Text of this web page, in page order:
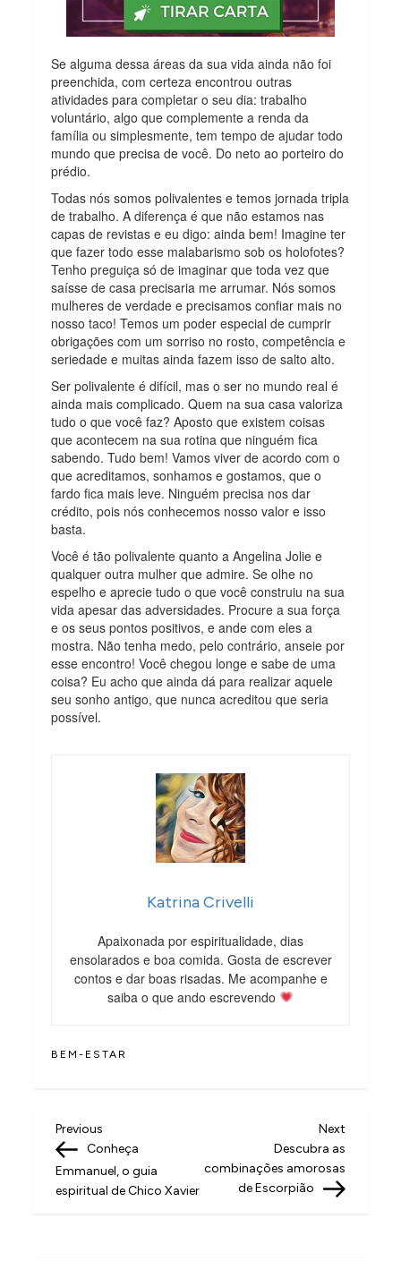
Se alguma dessa áreas da sua vida ainda não foi
preenchida, com certeza encontrou outras
atividades para completar o seu dia: trabalho
voluntário, algo que complemente a renda da
família ou simplesmente, tem tempo de ajudar todo
mundo que precisa de você. Do neto ao porteiro do
prédio.
Todas nós somos polivalentes e temos jornada tripla
de trabalho. A diferença é que não estamos nas
capas de revistas e eu digo: ainda bem! Imagine ter
que fazer todo esse malabarismo sob os holofotes?
Tenho preguiça só de imaginar que toda vez que
saísse de casa precisaria me arrumar. Nós somos
mulheres de verdade e precisamos confiar mais no
nosso taco! Temos um poder especial de cumprir
obrigações com um sorriso no rosto, competência e
seriedade e muitas ainda fazem isso de salto alto.
Ser polivalente é difícil, mas o ser no mundo real é
ainda mais complicado. Quem na sua casa valoriza
tudo o que você faz? Aposto que existem coisas
que acontecem na sua rotina que ninguém fica
sabendo. Tudo bem! Vamos viver de acordo com o
que acreditamos, sonhamos e gostamos, que o
fardo fica mais leve. Ninguém precisa nos dar
crédito, pois nós conhecemos nosso valor e isso
basta.
Você é tão polivalente quanto a Angelina Jolie e
qualquer outra mulher que admire. Se olhe no
espelho e aprecie tudo o que você construiu na sua
vida apesar das adversidades. Procure a sua força
e os seus pontos positivos, e ande com eles a
mostra. Não tenha medo, pelo contrário, anseie por
esse encontro! Você chegou longe e sabe de uma
coisa? Eu acho que ainda dá para realizar aquele
seu sonho antigo, que nunca acreditou que seria
possível.
Katrina Crivelli
Apaixonada por espiritualidade, dias
ensolarados e boa comida. Gosta de escrever
contos e dar boas risadas. Me acompanhe e
saiba o que ando escrevendo
BEM-ESTAR
N
a
v
Previous
Post
Previous
Conheça
Emmanuel, o guia
espiritual de Chico Xavier
Next
Post
Next
Descubra as
combinações amorosas
de Escorpião